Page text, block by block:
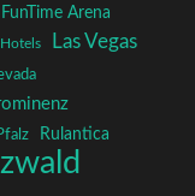
FunTime Arena
Hotels
Las Vegas
Rulantica